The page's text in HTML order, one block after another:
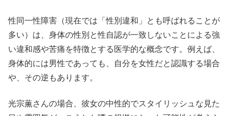
性同一性障害（現在では「性別違和」とも呼ばれることが
多い）は、身体の性別と性自認が一致しないことによる強
い違和感や苦痛を特徴とする医学的な概念です。例えば、
身体的には男性であっても、自分を女性だと認識する場合
や、その逆もあります。
光宗薫さんの場合、彼女の中性的でスタイリッシュな見た